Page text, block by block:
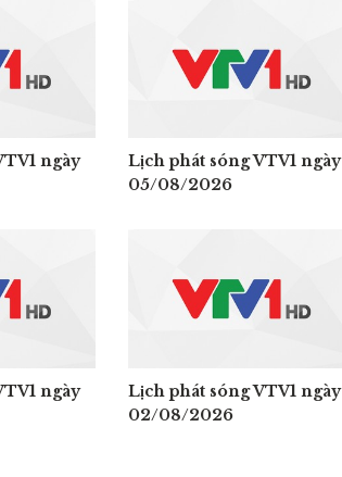
ngày
Lịch phát sóng VTV1 ngày
05/08/2026
ngày
Lịch phát sóng VTV1 ngày
02/08/2026